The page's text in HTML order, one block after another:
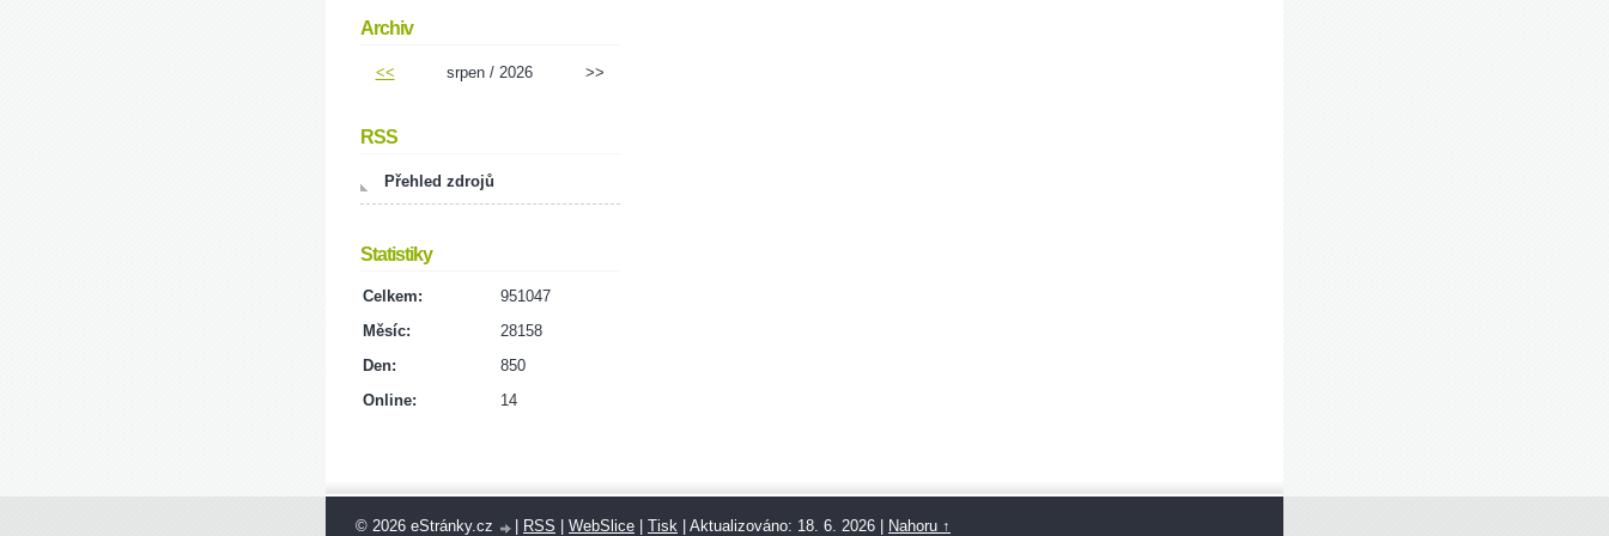
Archiv
<< srpen / 2026 >>
RSS
Přehled zdrojů
Statistiky
Online: 14
Celkem:
951047
Měsíc:
28158
Den:
850
© 2026 eStránky.cz RSS WebSlice Tisk Aktualizováno: 18. 6. 2026 Nahoru ↑